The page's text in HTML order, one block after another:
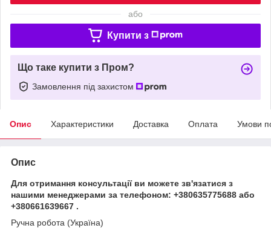
або
Купити з
Що таке купити з Пром?
Замовлення під захистом
Опис Характеристики Доставка Оплата Умови
Опис
Для отримання консультації ви можете зв'язатися з
нашими менеджерами за телефоном: +380635775688 або
+380661639667 .
Ручна робота (Україна)